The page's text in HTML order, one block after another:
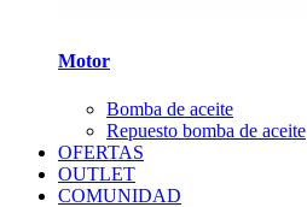
Motor
Bomba de aceite
Repuesto bomba de aceite
OFERTAS
OUTLET
COMUNIDAD